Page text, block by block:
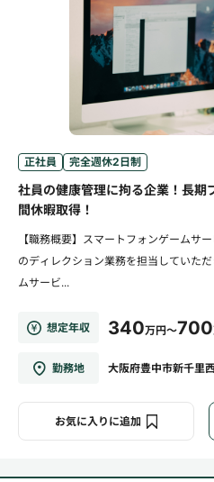
正社員 完全週休2日制
社員の健康管理に拘る企業！長期
間休暇取得！
【職務概要】スマートフォンゲームサ
のディレクション業務を担当していた
ムサービ...
想定年収 340万円～700
勤務地 大阪府豊中市新千里
お気に入りに追加